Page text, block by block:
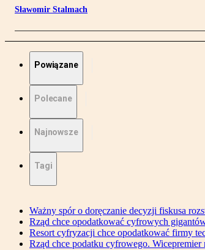
Sławomir Stalmach
Powiązane
Polecane
Najnowsze
Tagi
Ważny spór o doręczanie decyzji fiskusa
Rząd chce opodatkować cyfrowych
Resort cyfryzacji chce opodatkować firmy
Rząd chce podatku cyfrowego.